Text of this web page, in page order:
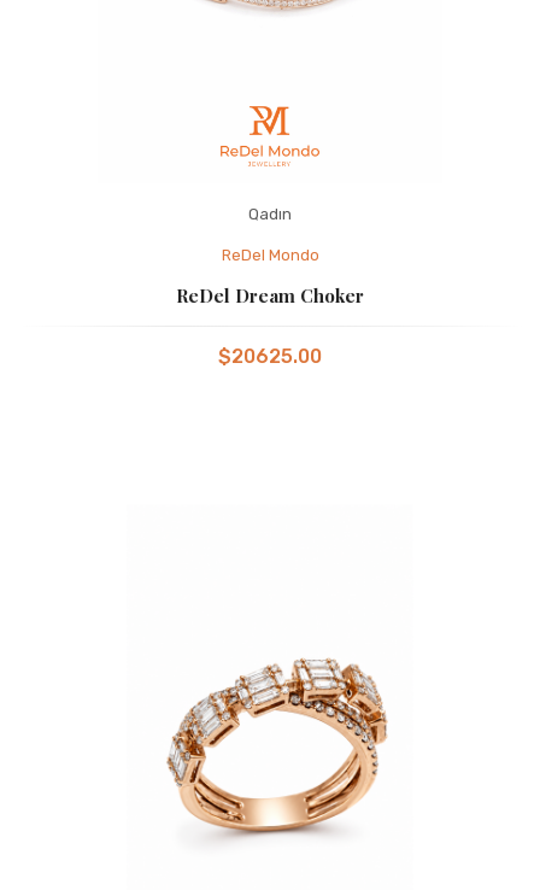
Qadın
ReDel Mondo
ReDel Dream Choker
$20625.00